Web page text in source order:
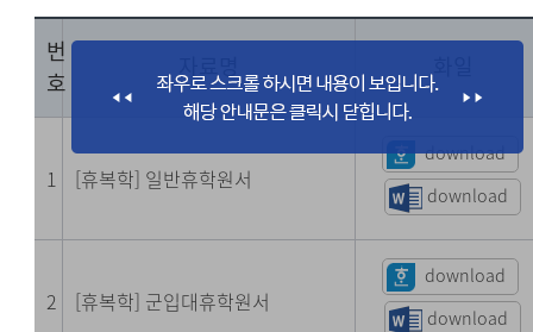
번
호
화일
1 [휴복학] 일반휴학원서
download
download
2 [휴복학] 군입대휴학원서
download
download